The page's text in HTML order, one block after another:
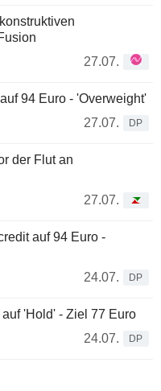
27.07.
94 Euro - 'Overweight'
27.07.
DP
der Flut an
27.07.
auf 94 Euro -
24.07.
DP
'Hold' - Ziel 77 Euro
24.07.
DP